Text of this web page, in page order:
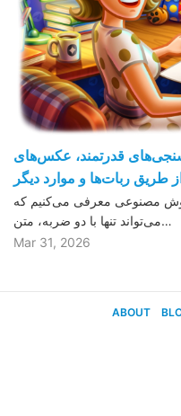
قدرتمند، عکس‌های
طریق ربات‌ها و موارد دیگر
مصنوعی معرفی می‌کنیم که
می‌تواند تنها با دو ضربه، متن…
Mar 31, 2026
ABOUT